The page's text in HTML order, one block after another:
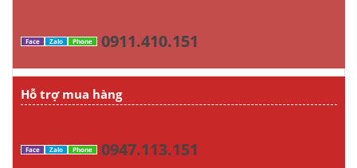
Face Zalo Phone 0911.410.151
Hỗ trợ mua hàng
Face Zalo Phone 0947.113.151